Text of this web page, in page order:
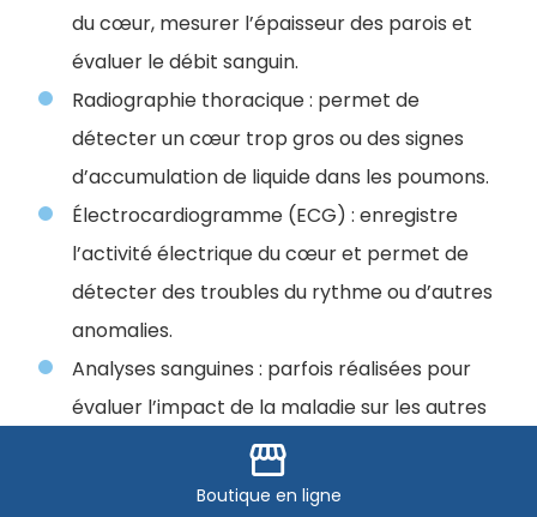
du cœur, mesurer l’épaisseur des parois et
évaluer le débit sanguin.
Radiographie thoracique : permet de
détecter un cœur trop gros ou des signes
d’accumulation de liquide dans les poumons.
Électrocardiogramme (ECG) : enregistre
l’activité électrique du cœur et permet de
détecter des troubles du rythme ou d’autres
anomalies.
Analyses sanguines : parfois réalisées pour
évaluer l’impact de la maladie sur les autres
organes et identifier des marqueurs
storefront
Boutique en ligne